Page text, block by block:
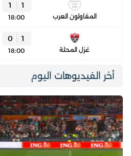
المقاولون العرب
1
1
18:00
غزل المحلة
1
0
18:00
أخر الفيديوهات اليوم